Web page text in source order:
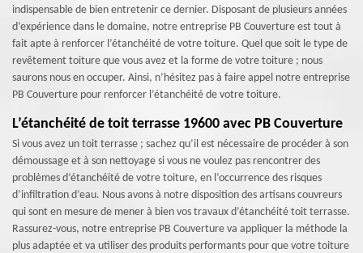
indispensable de bien entretenir ce dernier. Disposant de plusieurs années
d’expérience dans le domaine, notre entreprise PB Couverture est tout à
fait apte à renforcer l’étanchéité de votre toiture. Quel que soit le type de
revêtement toiture que vous avez et la forme de votre toiture ; nous
saurons nous en occuper. Ainsi, n’hésitez pas à faire appel notre entreprise
PB Couverture pour renforcer l’étanchéité de votre toiture.
L’étanchéité de toit terrasse 19600 avec PB Couverture
Si vous avez un toit terrasse ; sachez qu’il est nécessaire de procéder à son
démoussage et à son nettoyage si vous ne voulez pas rencontrer des
problèmes d’étanchéité de votre toiture, en l’occurrence des risques
d’infiltration d’eau. Nous avons à notre disposition des artisans couvreurs
qui sont en mesure de mener à bien vos travaux d’étanchéité toit terrasse.
Rassurez-vous, notre entreprise PB Couverture va appliquer la méthode la
plus adaptée et va utiliser des produits performants pour que votre toiture